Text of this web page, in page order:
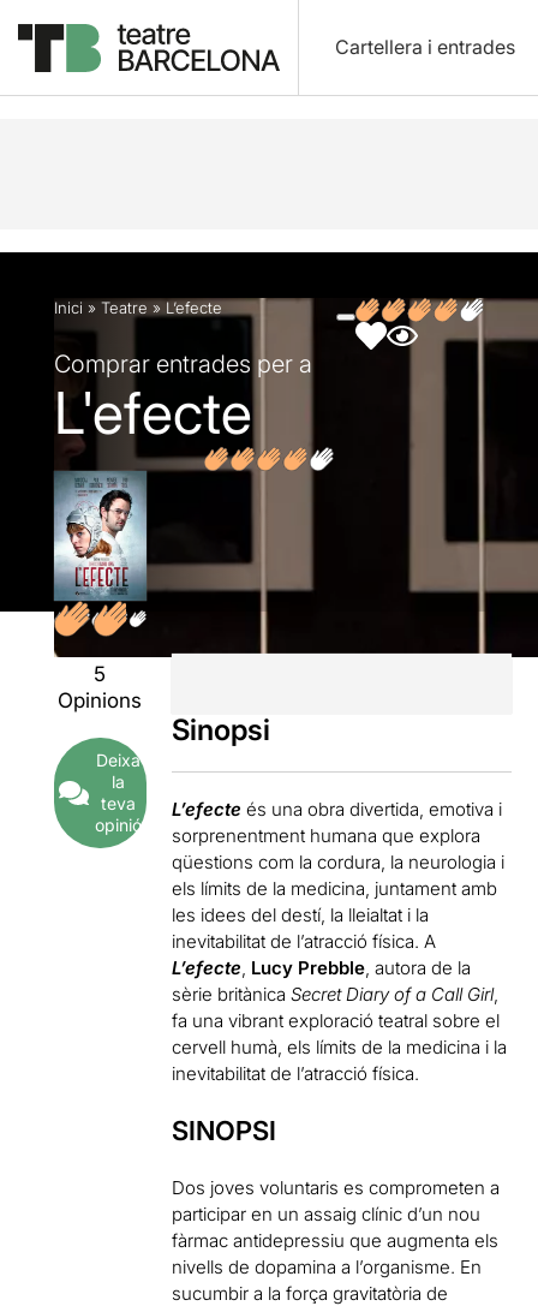
Cartellera i entrades
Descripció Fitxa artística Fotos i vídeos
Inici » Teatre » L’efecte
Comprar entrades per a
L'efecte
5
Opinions
Deixa
la
teva
opinió
Sinopsi
L’efecte és una obra divertida, emotiva i
sorprenentment humana que explora
qüestions com la cordura, la neurologia i
els límits de la medicina, juntament amb
les idees del destí, la lleialtat i la
inevitabilitat de l’atracció física. A
L’efecte Lucy Prebble , autora de la
sèrie britànicaSecret Diary of a Call Girl,
fa una vibrant exploració teatral sobre el
cervell humà, els límits de la medicina i la
inevitabilitat de l’atracció física.
SINOPSI
Dos joves voluntaris es comprometen a
participar en un assaig clínic d’un nou
fàrmac antidepressiu que augmenta els
nivells de dopamina a l’organisme. En
sucumbir a la força gravitatòria de